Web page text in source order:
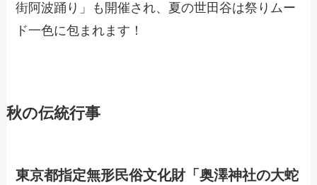
街阿波踊り」も開催され、夏の世田谷は祭りムー
ド一色に包まれます！
秋の伝統行事
東京都指定無形民俗文化財「奥澤神社の大蛇